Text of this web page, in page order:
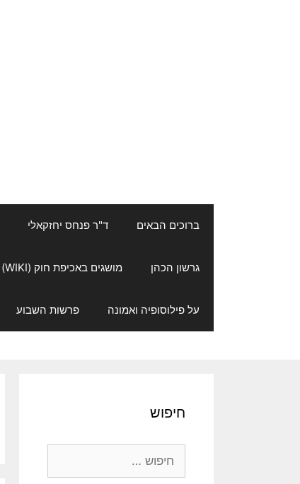
ברוכים הבאים ד"ר פנחס יחזקאלי
גרשון הכהן מושגים באכיפת חוק (WIKI)
על פילוסופיה ואמונה פרשות השבוע
חיפוש